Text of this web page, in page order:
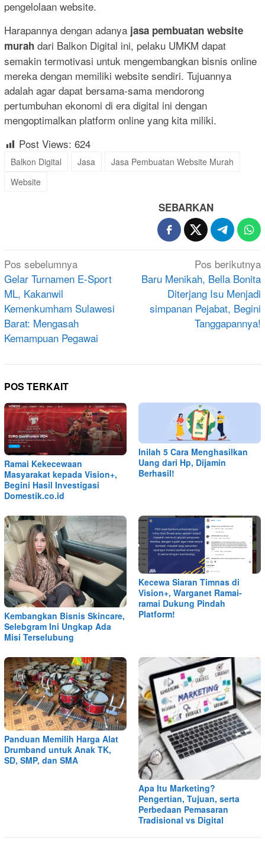
pengelolaan website.
Harapannya dengan adanya jasa pembuatan website
murah dari Balkon Digital ini, pelaku UMKM dapat
semakin termotivasi untuk mengembangkan bisnis online
mereka dengan memiliki website sendiri. Tujuannya
adalah agar dapat bersama-sama mendorong
pertumbuhan ekonomi di era digital ini dengan
mengoptimalkan platform online yang kita miliki.
Post Views: 624
Balkon Digital Jasa
Jasa Pembuatan Website Murah
Website
SEBARKAN
Navigasi
pos
Pos sebelumnya
Gelar Turnamen E-Sport
ML, Kakanwil
Kemenkumham Sulawesi
Barat: Mengasah
Kemampuan Pegawai
Pos berikutnya
Baru Menikah, Bella Bonita
Diterjang Isu Menjadi
simpanan Pejabat, Begini
Tanggapannya!
POS TERKAIT
Ramai Kekecewaan
Masyarakat kepada Vision+,
Begini Hasil Investigasi
Domestik.co.id
Inilah 5 Cara Menghasilkan
Uang dari Hp, Dijamin
Berhasil!
Kembangkan Bisnis Skincare,
Selebgram Ini Ungkap Ada
Misi Terselubung
Kecewa Siaran Timnas di
Vision+, Warganet Ramai-
ramai Dukung Pindah
Platform!
Panduan Memilih Harga Alat
Drumband untuk Anak TK,
SD, SMP, dan SMA
Apa Itu Marketing?
Pengertian, Tujuan, serta
Perbedaan Pemasaran
Tradisional vs Digital